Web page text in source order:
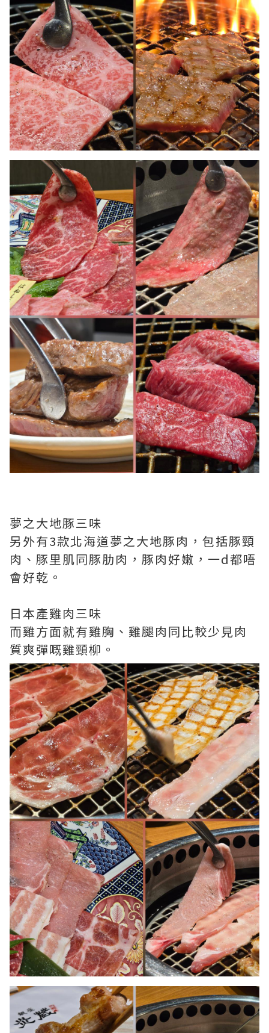
夢之大地豚三味
另外有3款北海道夢之大地豚肉，包括豚頸
肉、豚里肌同豚肋肉，豚肉好嫩，一d都唔
會好乾。
日本產雞肉三味
而雞方面就有雞胸、雞腿肉同比較少見肉
質爽彈嘅雞頸柳。